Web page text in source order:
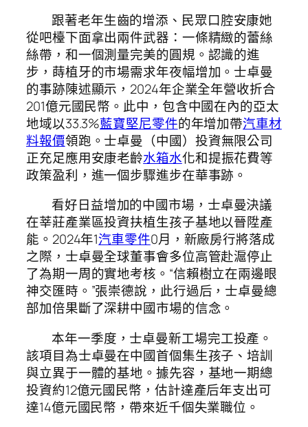
跟著老年生齒的增添、民眾口腔安康她
從吧檯下面拿出兩件武器：一條精緻的蕾絲
絲帶，和一個測量完美的圓規。認識的進
步，蒔植牙的市場需求年夜幅增加。士卓曼
的事跡陳述顯示，2024年企業全年營收折合
201億元國民幣。此中，包含中國在內的亞太
地域以33.3%藍寶堅尼零件的年增加帶汽車材
料報價領跑。士卓曼（中國）投資無限公司
正充足應用安康老齡水箱水化和提振花費等
政策盈利，進一個步驟進步在華事跡。
看好日益增加的中國市場，士卓曼決議
在莘莊產業區投資扶植生孩子基地以晉陞產
能。2024年1汽車零件0月，新廠房行將落成
之際，士卓曼全球董事會多位高管赴滬停止
了為期一周的實地考核。“信賴樹立在兩邊眼
神交匯時。”張崇德說，此行過后，士卓曼總
部加倍果斷了深耕中國市場的信念。
本年一季度，士卓曼新工場完工投產。
該項目為士卓曼在中國首個集生孩子、培訓
與立異于一體的基地。據先容，基地一期總
投資約12億元國民幣，估計達產后年支出可
達14億元國民幣，帶來近千個失業職位。